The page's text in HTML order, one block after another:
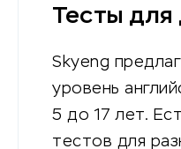
Тесты для
Skyeng
уровень
5 до 17 лет.
тестов для